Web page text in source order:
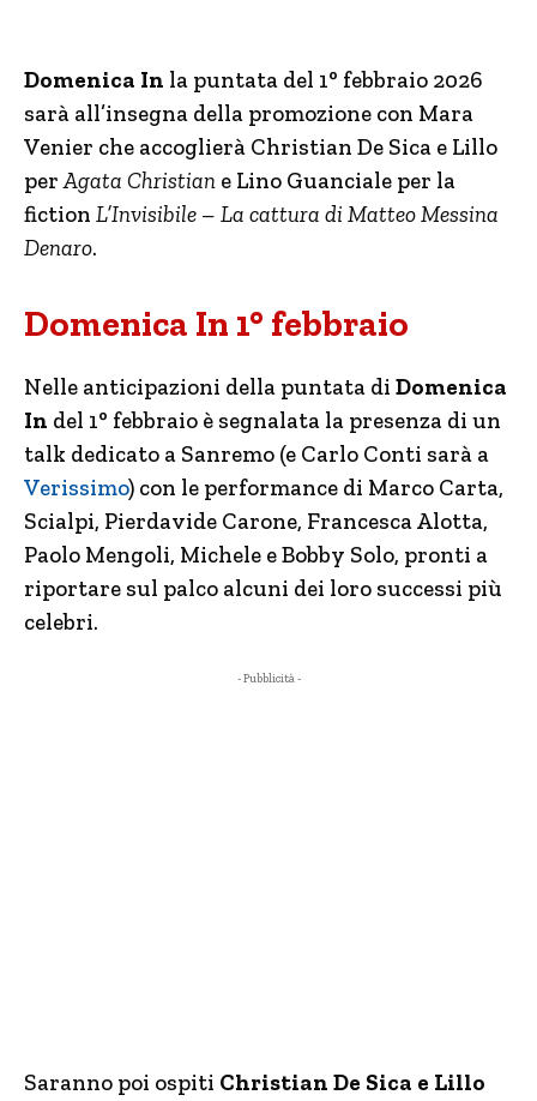
Domenica In la puntata del 1° febbraio 2026
sarà all’insegna della promozione con Mara
Venier che accoglierà Christian De Sica e Lillo
perAgata Christian e Lino Guanciale per la
fiction L’Invisibile – La cattura di Matteo Messina
Denaro.
Domenica In 1° febbraio
Nelle anticipazioni della puntata di Domenica
In del 1° febbraio è segnalata la presenza di un
talk dedicato a Sanremo (e Carlo Conti sarà a
Verissimo) con le performance di Marco Carta,
Scialpi, Pierdavide Carone, Francesca Alotta,
Paolo Mengoli, Michele e Bobby Solo, pronti a
riportare sul palco alcuni dei loro successi più
celebri.
- Pubblicità -
Saranno poi ospiti Christian De Sica e Lillo